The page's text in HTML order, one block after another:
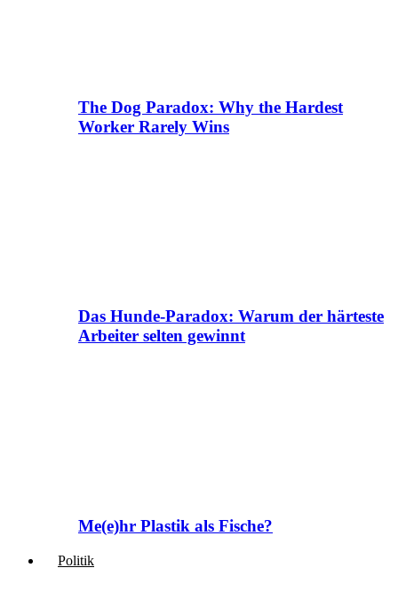
The Dog Paradox: Why the Hardest
Worker Rarely Wins
Das Hunde-Paradox: Warum der härteste
Arbeiter selten gewinnt
Me(e)hr Plastik als Fische?
Politik